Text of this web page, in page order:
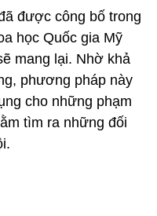
được công bố trong
học Quốc gia Mỹ
mang lại. Nhờ khả
phương pháp này
cho những phạm
tìm ra những đối